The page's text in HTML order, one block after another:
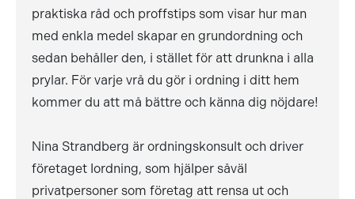
praktiska råd och proffstips som visar hur man
med enkla medel skapar en grundordning och
sedan behåller den, i stället för att drunkna i alla
prylar. För varje vrå du gör i ordning i ditt hem
kommer du att må bättre och känna dig nöjdare!
Nina Strandberg är ordningskonsult och driver
företaget Iordning, som hjälper såväl
privatpersoner som företag att rensa ut och